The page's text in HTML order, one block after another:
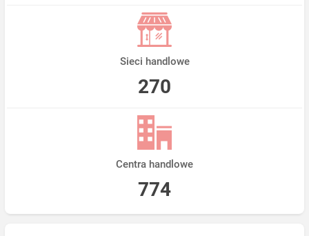
Sieci handlowe
270
Centra handlowe
774